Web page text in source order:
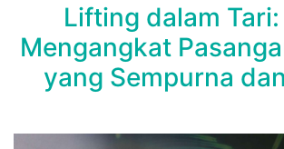
Lifting dalam Tari:
Mengangkat
yang Sempurna